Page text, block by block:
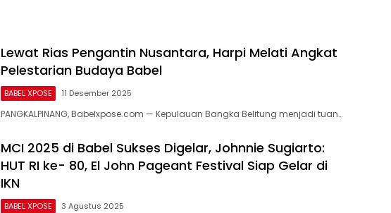
Lewat Rias Pengantin Nusantara, Harpi Melati Angkat
Pelestarian Budaya Babel
BABEL XPOSE 11 Desember 2025
PANGKALPINANG, Babelxpose.com — Kepulauan Bangka Belitung menjadi tuan…
MCI 2025 di Babel Sukses Digelar, Johnnie Sugiarto:
HUT RI ke- 80, El John Pageant Festival Siap Gelar di
IKN
BABEL XPOSE 3 Agustus 2025